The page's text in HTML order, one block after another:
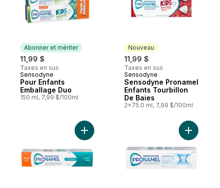
Abonner et mériter
11,99 $
Taxes en sus
Abonner et mériter
Sensodyne
Pour Enfants
Emballage Duo
150 ml, 7,99 $/100ml
Nouveau
11,99 $
Taxes en sus
Nouveau
Sensodyne
Sensodyne Pronamel
Enfants Tourbillon
De Baies
2x75.0 ml, 7,99 $/100ml
Ajouter Vague De Fraîcheur (Dentifrice)
Ajouter